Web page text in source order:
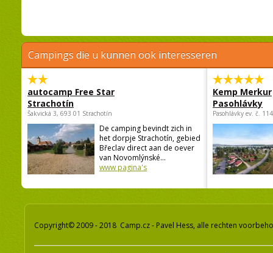
Campings die u kunnen ook interesseren
autocamp Free Star
Strachotín
Šakvická 3, 693 01 Strachotín
De camping bevindt zich in
het dorpje Strachotín, gebied
Břeclav direct aan de oever
van Novomlýnské...
www pagina's
Kemp Merkur
Pasohlávky
Pasohlávky ev. č.
Copyright© 2009 - 2018 Camp.cz - Pavel Hess, alle rechten